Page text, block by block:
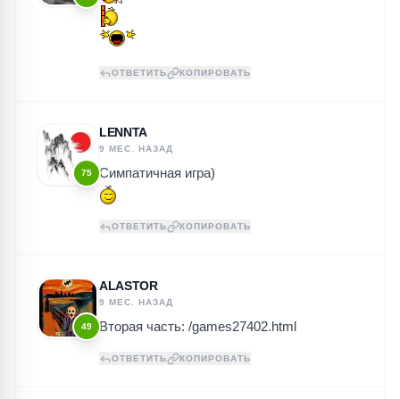
ОТВЕТИТЬ КОПИРОВАТЬ
75
LENNTA
9 МЕС. НАЗАД
Симпатичная игра)
ОТВЕТИТЬ КОПИРОВАТЬ
49
ALASTOR
9 МЕС. НАЗАД
Вторая часть: /games27402.html
ОТВЕТИТЬ КОПИРОВАТЬ